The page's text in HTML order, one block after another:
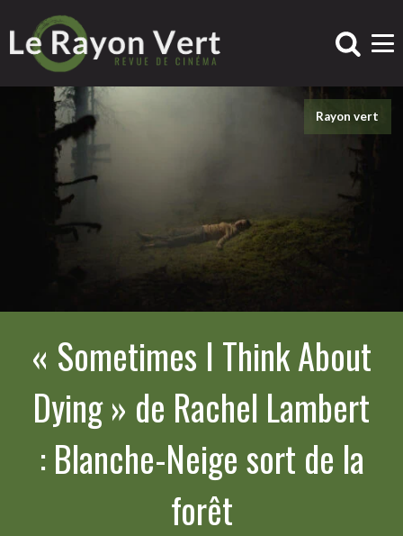
Rayon vert
« Sometimes I Think About
Dying » de Rachel Lambert
: Blanche-Neige sort de la
forêt